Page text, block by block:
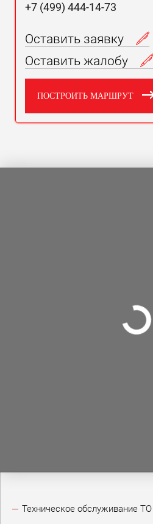
+7 (499) 444-14-73
Оставить заявку
Оставить жалобу
ПОСТРОИТЬ МАРШРУТ
Техническое обслуживание ТО